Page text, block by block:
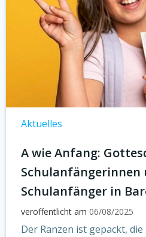
Aktuelles
A wie Anfang:
Schulanfängerinnen
Schulanfänger in
veröffentlicht am 06/08/2025
Der Ranzen ist gepackt,